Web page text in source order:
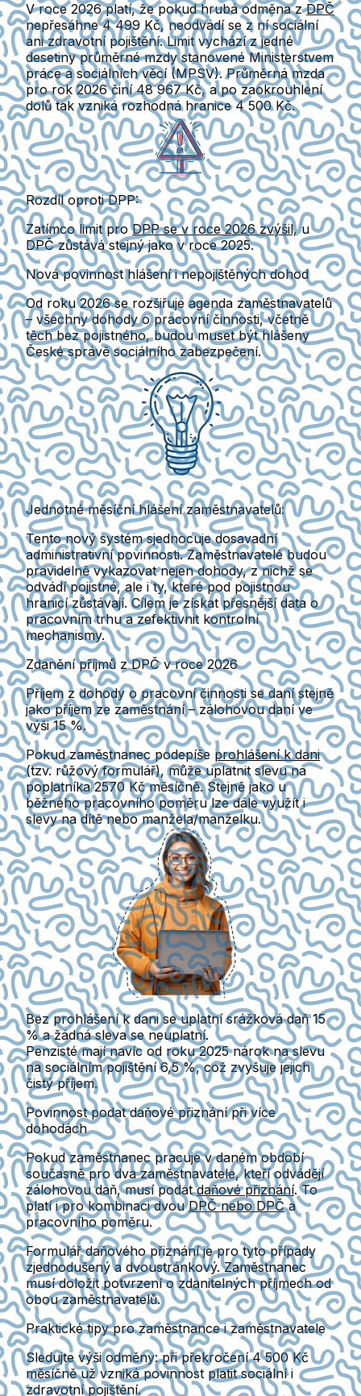
V roce 2026 platí, že pokudhrubá odměna zDPČ
nepřesáhne 4 499 Kč, neodvádí se z nísociální
ani zdravotní pojištění. Limit vychází z jedné
desetiny průměrné mzdy stanovené Ministerstvem
práce a sociálních věcí (MPSV). Průměrná mzda
pro rok 2026 činí 48 967 Kč, a po zaokrouhlení
dolů tak vzniká rozhodná hranice 4 500 Kč.
Rozdíl oproti DPP:
Zatímco limit proDPP se v roce 2026 zvýšil,u
DPČzůstává stejný jako v roce 2025.
Nová povinnost hlášení i nepojištěných dohod
Od roku 2026 se rozšiřuje agenda zaměstnavatelů
– všechny dohody o pracovní činnosti, včetně
těch bez pojistného, budou muset být hlášeny
České správě sociálního zabezpečení.
Jednotné měsíční hlášení zaměstnavatelů:
Tento nový systémsjednocuje dosavadní
administrativní povinnosti.Zaměstnavatelé budou
pravidelně vykazovat nejen dohody, z nichž se
odvádí pojistné, ale i ty, které pod pojistnou
hranicí zůstávají.Cílem je získat přesnější data o
pracovním trhu a zefektivnit kontrolní
mechanismy.
Zdanění příjmů z DPČ v roce 2026
Příjem z dohody o pracovní činnosti sedaní stejně
jako příjem ze zaměstnání– zálohovou daní ve
výši15 %.
Pokud zaměstnanec podepíše prohlášení k dani
(tzv. růžový formulář), může uplatnit slevu na
poplatníka 2570 Kč měsíčně. Stejně jako u
běžného pracovního poměru lze dále využít i
slevy na dítě nebo manžela/manželku.
Bez prohlášení k danise uplatnísrážková daň 15
%a žádná sleva se neuplatní.
Penzistémají navíc od roku 2025 nárok naslevu
na sociálním pojištění 6,5 %, což zvyšuje jejich
čistý příjem.
Povinnost podat daňové přiznání při více
dohodách
Pokud zaměstnanec pracuje v daném období
současně pro dva zaměstnavatele, kteří odvádějí
zálohovou daň, musí podatdaňové přiznání. To
platí i pro kombinaci dvouDPČ nebo DPČa
pracovního poměru.
Formulář daňového přiznání je pro tyto případy
zjednodušený a dvoustránkový. Zaměstnanec
musí doložit potvrzení o zdanitelných příjmech od
obou zaměstnavatelů.
Praktické tipy pro zaměstnance i zaměstnavatele
Sledujte výši odměny:při překročení 4 500 Kč
měsíčně už vzniká povinnost platit sociální i
zdravotní pojištění.